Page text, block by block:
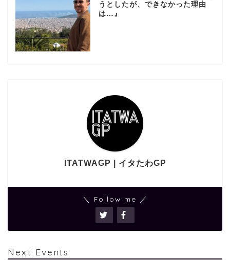
うとしたが、できなかった理由
は…』
ITATWAGP | イタたわGP
＼ Follow me ／
Next Events